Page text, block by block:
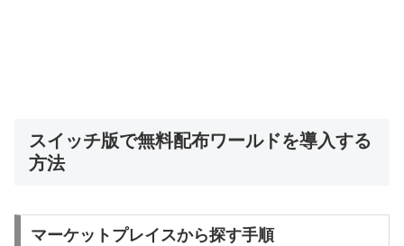
スイッチ版で無料配布ワールドを導入する
方法
マーケットプレイスから探す手順